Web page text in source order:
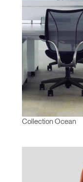
Collection Ocean